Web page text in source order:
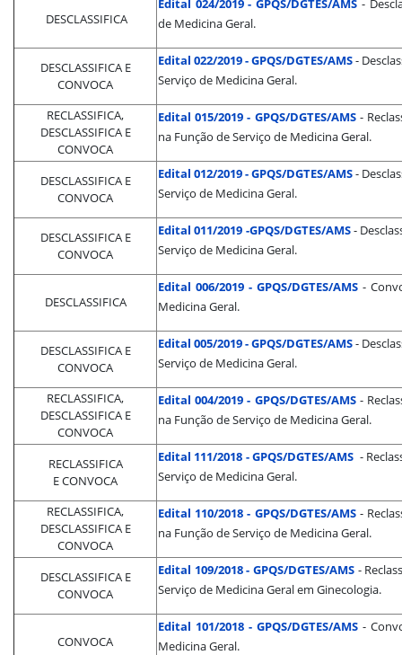
DESCLASSIFICA
Edital 024/2019 - GPQS/DGTES/AMS -
de Medicina Geral.
DESCLASSIFICA E
CONVOCA
Edital 022/2019 - GPQS/DGTES/AMS-
Serviço de Medicina Geral.
RECLASSIFICA,
DESCLASSIFICA E
CONVOCA
Edital 015/2019 - GPQS/DGTES/AMS-
na Função de Serviço de Medicina Geral.
DESCLASSIFICA E
CONVOCA
Edital 012/2019 - GPQS/DGTES/AMS-
Serviço de Medicina Geral.
DESCLASSIFICA E
CONVOCA
Edital 011/2019 -GPQS/DGTES/AMS-
Serviço de Medicina Geral.
DESCLASSIFICA
Edital 006/2019 - GPQS/DGTES/AMS-
Medicina Geral.
DESCLASSIFICA E
CONVOCA
Edital 005/2019 - GPQS/DGTES/AMS-
Serviço de Medicina Geral.
RECLASSIFICA,
DESCLASSIFICA E
CONVOCA
Edital 004/2019 - GPQS/DGTES/AMS-
na Função de Serviço de Medicina Geral.
RECLASSIFICA
E CONVOCA
Edital 111/2018 - GPQS/DGTES/AMS -
Serviço de Medicina Geral.
RECLASSIFICA,
DESCLASSIFICA E
CONVOCA
Edital 110/2018 - GPQS/DGTES/AMS-
na Função de Serviço de Medicina Geral.
DESCLASSIFICA E
CONVOCA
Edital 109/2018 - GPQS/DGTES/AMS-
Serviço de Medicina Geral em Ginecologia.
CONVOCA
Edital 101/2018 - GPQS/DGTES/AMS-
Medicina Geral.